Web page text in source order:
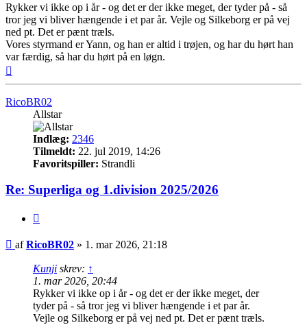
Rykker vi ikke op i år - og det er der ikke meget, der tyder på - så
tror jeg vi bliver hængende i et par år. Vejle og Silkeborg er på vej
ned pt. Det er pænt træls.
Vores styrmand er Yann, og han er altid i trøjen, og har du hørt han
var færdig, så har du hørt på en løgn.
RicoBR02
Allstar
Indlæg: 2346
Tilmeldt: 22. jul 2019, 14:26
Favoritspiller: Strandli
Re: Superliga og 1.division 2025/2026
Indlæg
afRicoBR02 » 1. mar 2026, 21:18
Kunji skrev: ↑
1. mar 2026, 20:44
Rykker vi ikke op i år - og det er der ikke meget, der
tyder på - så tror jeg vi bliver hængende i et par år.
Vejle og Silkeborg er på vej ned pt. Det er pænt træls.